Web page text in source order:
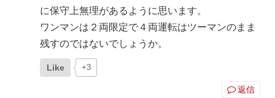
に保守上無理があるように思います。
ワンマンは２両限定で４両運転はツーマンのまま
残すのではないでしょうか。
Like +3
返信